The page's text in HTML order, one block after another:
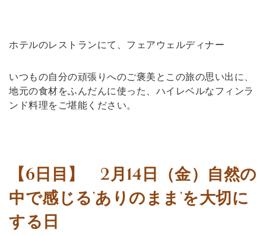
ホテルのレストランにて、フェアウェルディナー
いつもの自分の頑張りへのご褒美とこの旅の思い出に、
地元の食材をふんだんに使った、ハイレベルなフィンラ
ンド料理をご堪能ください。
【6日目】 2月14日（金）自然の
中で感じる’ありのまま’を大切に
する日